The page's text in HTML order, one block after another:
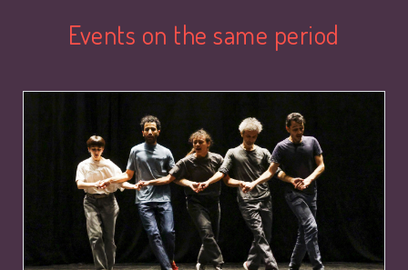
Events on the same period